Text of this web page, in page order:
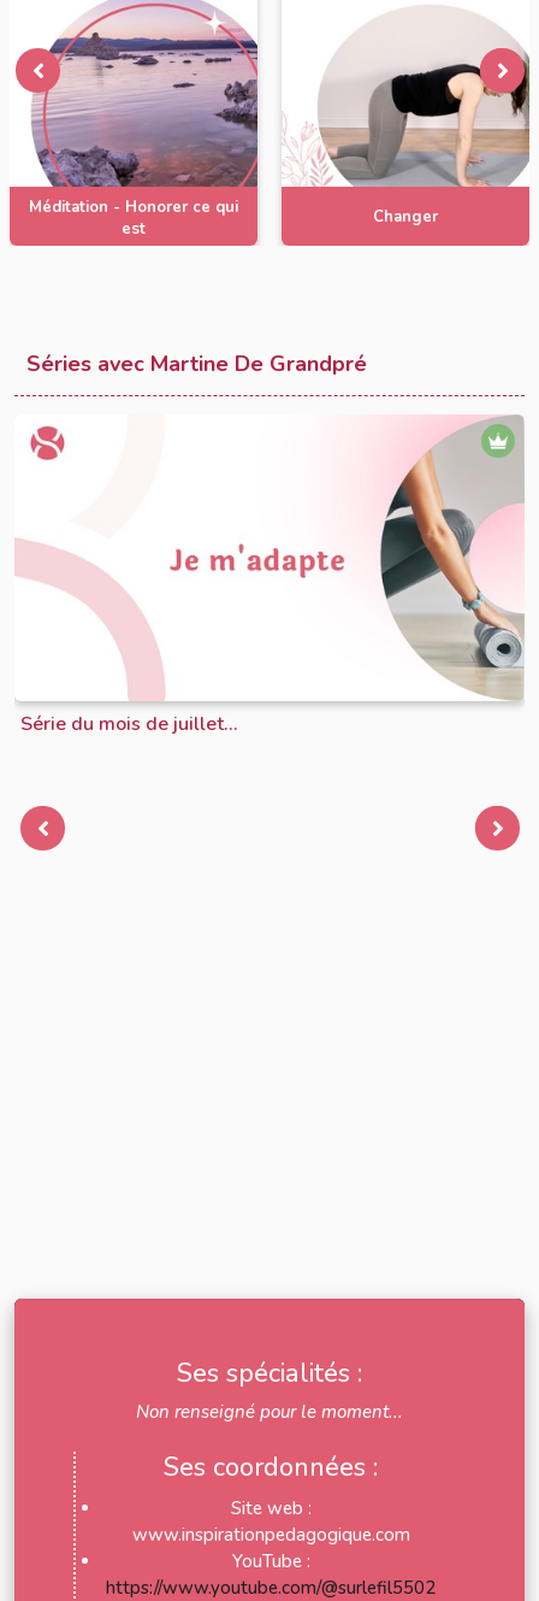
Méditation - Honorer ce qui
est
Changer
Séries avec Martine De Grandpré
Série du mois de juillet...
Ses spécialités :
Non renseigné pour le moment...
Ses coordonnées :
Site web :
www.inspirationpedagogique.com
YouTube :
https://www.youtube.com/@surlefil5502